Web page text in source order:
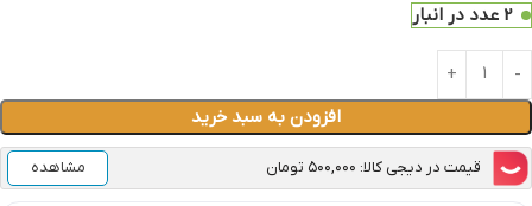
2 عدد در انبار
افزودن به سبد خرید
قیمت در دیجی کالا: ۵۰۰,۰۰۰ تومان مشاهده